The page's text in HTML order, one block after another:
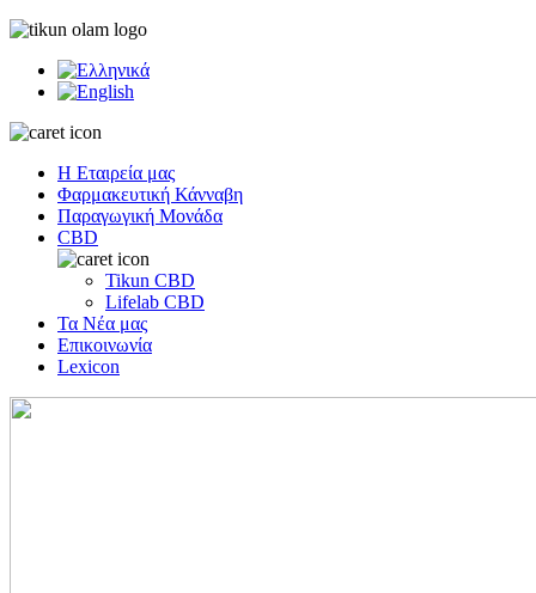
Η Εταιρεία μας
Φαρμακευτική Κάνναβη
Παραγωγική Μονάδα
CBD
Tikun CBD
Lifelab CBD
Τα Νέα μας
Επικοινωνία
Lexicon